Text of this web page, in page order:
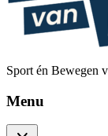
Sport én Bewegen
Menu